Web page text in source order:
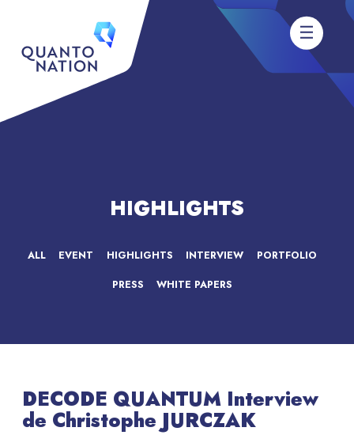
HIGHLIGHTS
ALL EVENT HIGHLIGHTS INTERVIEW PORTFOLIO
PRESS WHITE PAPERS
DECODE QUANTUM Interview
de Christophe JURCZAK